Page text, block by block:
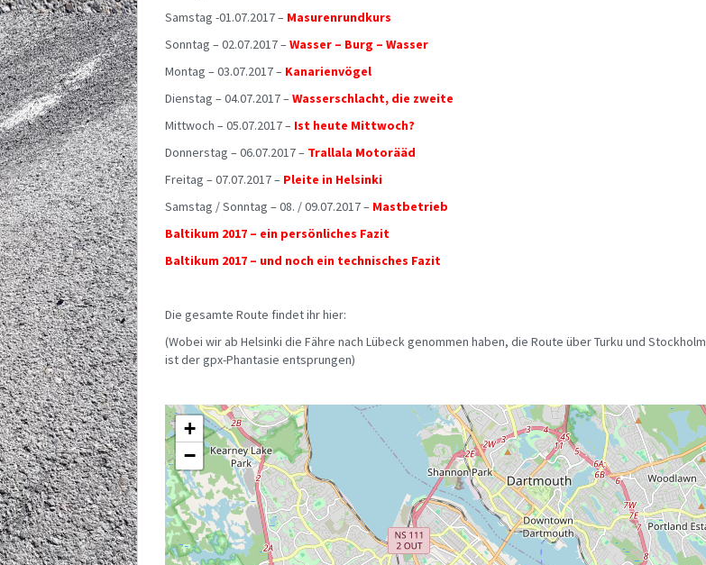
Samstag -01.07.2017 – Masurenrundkurs
Sonntag – 02.07.2017 – Wasser – Burg – Wasser
Montag – 03.07.2017 – Kanarienvögel
Dienstag – 04.07.2017 – Wasserschlacht, die zweite
Mittwoch – 05.07.2017 – Ist heute Mittwoch?
Donnerstag – 06.07.2017 – Trallala Motorääd
Freitag – 07.07.2017 – Pleite in Helsinki
Samstag / Sonntag – 08. / 09.07.2017 – Mastbetrieb
Baltikum 2017 – ein persönliches Fazit
Baltikum 2017 – und noch ein technisches Fazit
Die gesamte Route findet ihr hier:
(Wobei wir ab Helsinki die Fähre nach Lübeck genommen haben, die Route über Turku und Stockholm
ist der gpx-Phantasie entsprungen)
+
−